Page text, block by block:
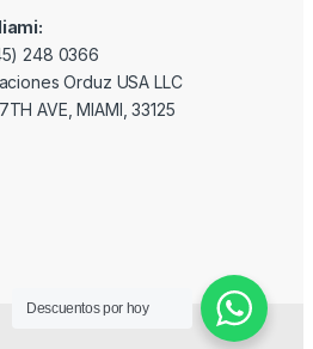
248 0366
Orduz USA LLC
AVE, MIAMI, 33125
Descuentos por hoy